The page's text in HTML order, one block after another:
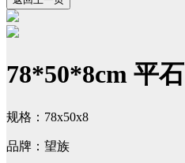
78*50*8cm 平石
规格：78x50x8
品牌：望族